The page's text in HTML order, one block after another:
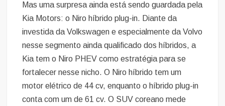
Mas uma surpresa ainda está sendo guardada pela
Kia Motors: o Niro híbrido plug-in. Diante da
investida da Volkswagen e especialmente da Volvo
nesse segmento ainda qualificado dos híbridos, a
Kia tem o Niro PHEV como estratégia para se
fortalecer nesse nicho. O Niro híbrido tem um
motor elétrico de 44 cv, enquanto o híbrido plug-in
conta com um de 61 cv. O SUV coreano mede